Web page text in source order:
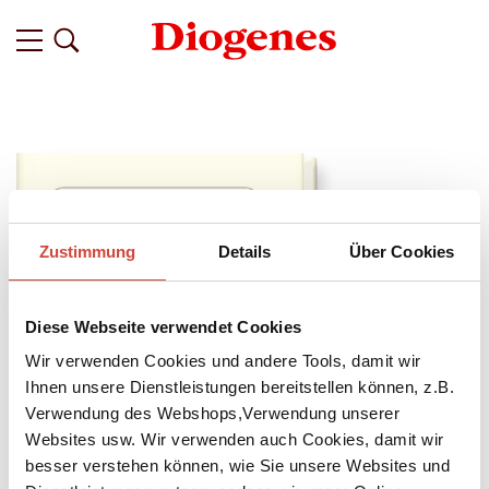
Zustimmung Details Über Cookies
Diese Webseite verwendet Cookies
Wir verwenden Cookies und andere Tools, damit wir
Ihnen unsere Dienstleistungen bereitstellen können, z.B.
Verwendung des Webshops,Verwendung unserer
Websites usw. Wir verwenden auch Cookies, damit wir
besser verstehen können, wie Sie unsere Websites und